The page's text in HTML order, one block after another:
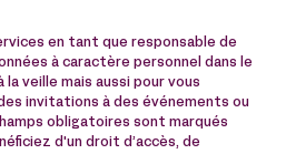
en tant que responsable de
à caractère personnel dans le
veille mais aussi pour vous
invitations à des événements ou
obligatoires sont marqués
d'un droit d’accès, de